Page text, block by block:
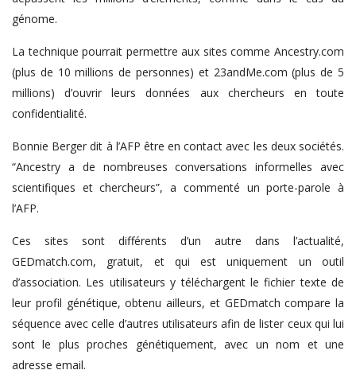
génome.
La technique pourrait permettre aux sites comme Ancestry.com
(plus de 10 millions de personnes) et 23andMe.com (plus de 5
millions) d’ouvrir leurs données aux chercheurs en toute
confidentialité.
Bonnie Berger dit à l’AFP être en contact avec les deux sociétés.
“Ancestry a de nombreuses conversations informelles avec
scientifiques et chercheurs”, a commenté un porte-parole à
l’AFP.
Ces sites sont différents d’un autre dans l’actualité,
GEDmatch.com, gratuit, et qui est uniquement un outil
d’association. Les utilisateurs y téléchargent le fichier texte de
leur profil génétique, obtenu ailleurs, et GEDmatch compare la
séquence avec celle d’autres utilisateurs afin de lister ceux qui lui
sont le plus proches génétiquement, avec un nom et une
adresse email.